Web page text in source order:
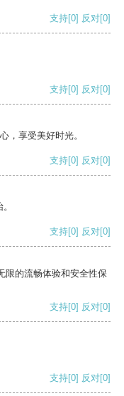
支持[0] 反对[0]
支持[0] 反对[0]
，享受美好时光。
支持[0] 反对[0]
支持[0] 反对[0]
限的流畅体验和安全性保
支持[0] 反对[0]
支持[0] 反对[0]